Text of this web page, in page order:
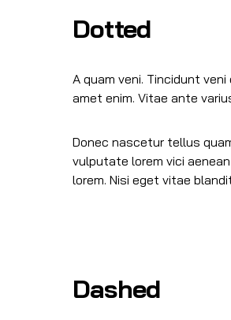
Dotted
A quam veni. Tincidunt
amet enim. Vitae ante
Donec nascetur tellus
vulputate lorem vici
lorem. Nisi eget vitae
Dashed